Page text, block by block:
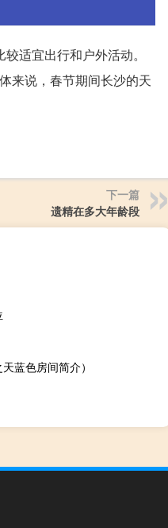
适宜出行和户外活动。
来说，春节期间长沙的天
下一篇
遗精在多大年龄段
蓝色房间简介）